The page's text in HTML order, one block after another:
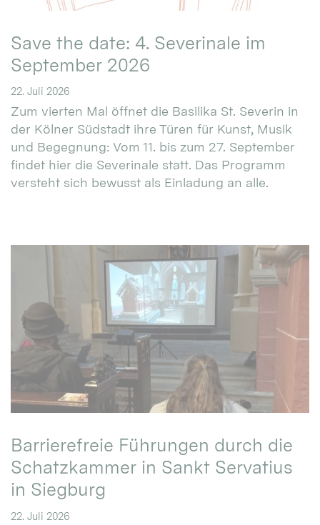
Save the date: 4. Severinale im
September 2026
22. Juli 2026
Zum vierten Mal öffnet die Basilika St. Severin in
der Kölner Südstadt ihre Türen für Kunst, Musik
und Begegnung: Vom 11. bis zum 27. September
findet hier die Severinale statt. Das Programm
versteht sich bewusst als Einladung an alle.
Barrierefreie Führungen durch die
Schatzkammer in Sankt Servatius
in Siegburg
22. Juli 2026